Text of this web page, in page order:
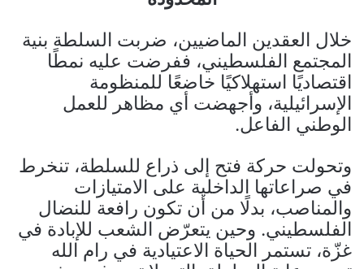
خلال العقدين الماضيين، ضربت السلطة بنية
المجتمع الفلسطيني، ففرضت عليه نمطًا
اقتصاديًا استهلاكيًا خاضعًا للمنظومة
الإسرائيلية، وأجهضت أي مظاهر للعمل
الوطني الفاعل.
وتحولت حركة فتح إلى ذراع للسلطة، تنخرط
في صراعاتها الداخلية على الامتيازات
والمناصب، بدلًا من أن تكون رافعة للنضال
الفلسطيني. وحين يتعرّض الشعب للإبادة في
غزّة، تستمر الحياة الاعتيادية في رام الله